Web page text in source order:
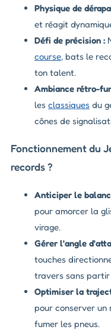
Physique de
et réagit
Défi de précision :
course, bats le
ton talent.
Ambiance rétro-
les classiques du
cônes de
Fonctionnement du
records ?
Anticiper le
pour amorcer la
virage.
Gérer l'angle
touches
travers sans
Optimiser la
pour conserver un
fumer les pneus.